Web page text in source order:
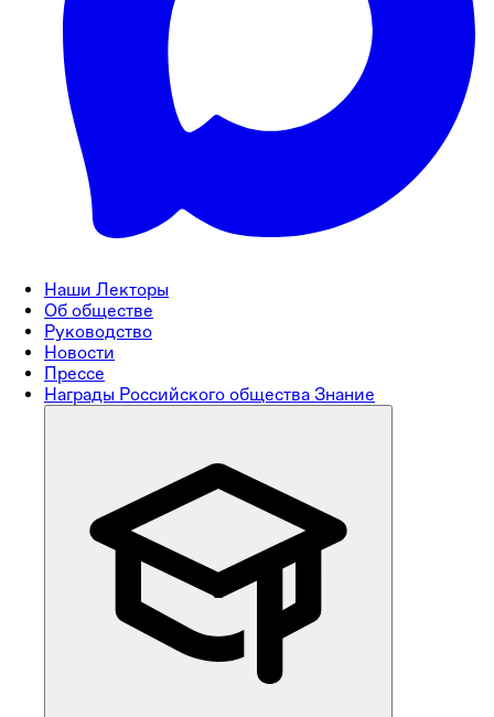
Наши Лекторы
Об обществе
Руководство
Новости
Прессе
Награды Российского общества Знание